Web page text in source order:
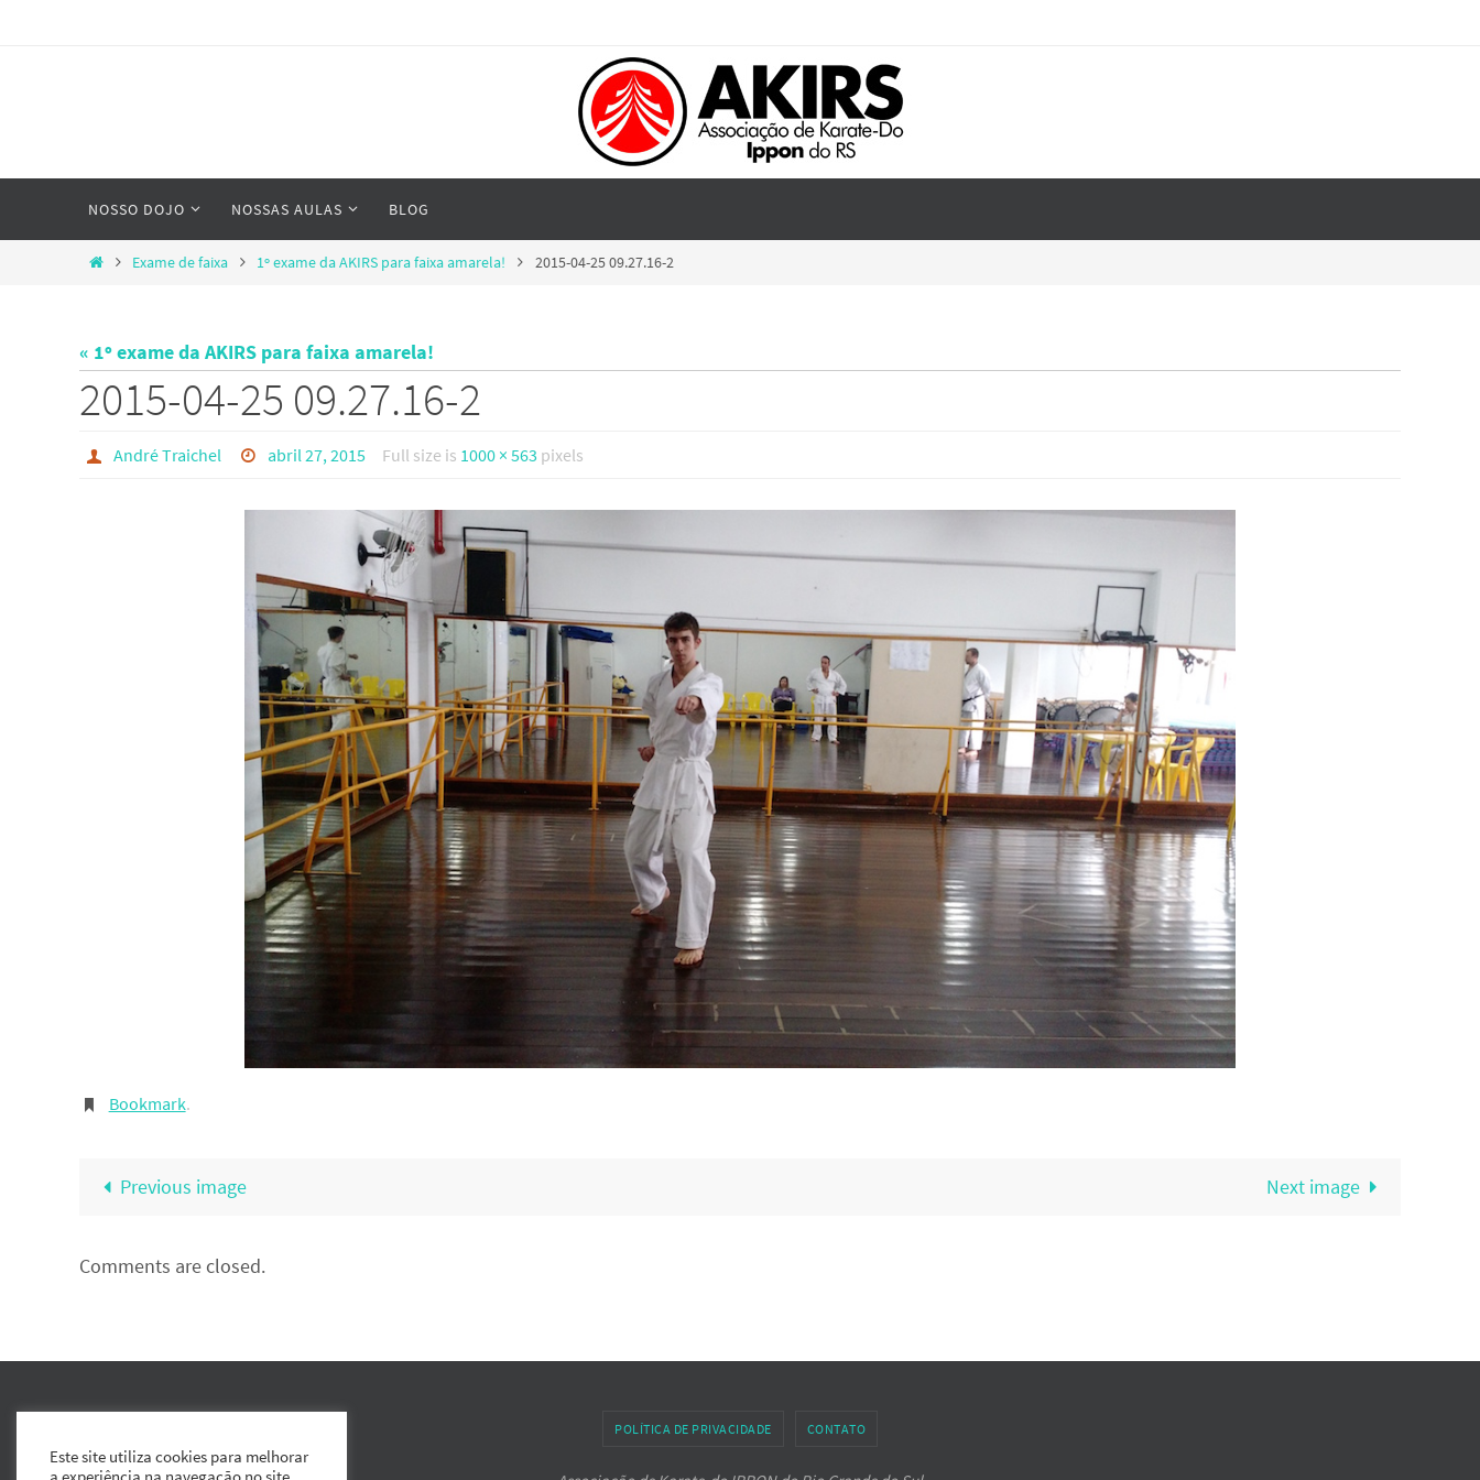
content
NOSSO DOJO NOSSAS AULAS BLOG
HomeExame de faixa 1º exame da AKIRS para faixa amarela! 2015-04-25 09.27.16-2
« 1º exame da AKIRS para faixa amarela!
2015-04-25 09.27.16-2
André Traichel abril 27, 2015 Full size is 1000 × 563 pixels
Bookmark.
Previous image Next image
Comments are closed.
POLÍTICA DE PRIVACIDADE CONTATO
Este site utiliza cookies para melhorar